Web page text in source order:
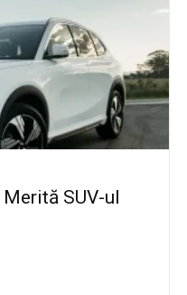
SUV-ul